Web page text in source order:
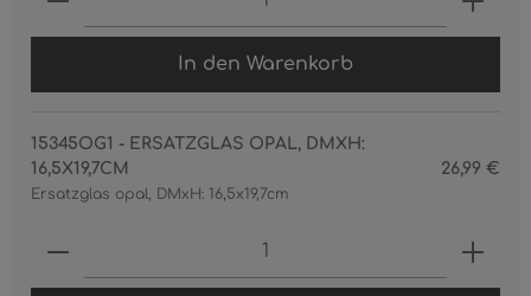
In den Warenkorb
15345OG1 - ERSATZGLAS OPAL, DMXH:
16,5X19,7CM
Ersatzglas opal, DMxH: 16,5x19,7cm
26,99 €
Produkt Anzahl: Gib den